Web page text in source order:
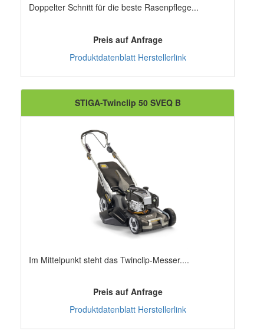
Doppelter Schnitt für die beste Rasenpflege...
Preis auf Anfrage
Produktdatenblatt Herstellerlink
STIGA-Twinclip 50 SVEQ B
Im Mittelpunkt steht das Twinclip-Messer....
Preis auf Anfrage
Produktdatenblatt Herstellerlink